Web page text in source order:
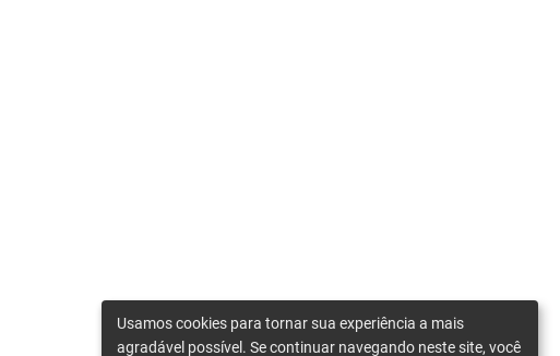
Usamos cookies para tornar sua experiência a mais
agradável possível. Se continuar navegando neste site, você